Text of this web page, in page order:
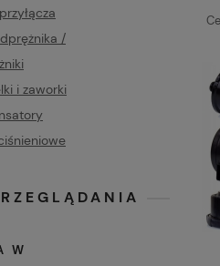
/
i zaworki
W